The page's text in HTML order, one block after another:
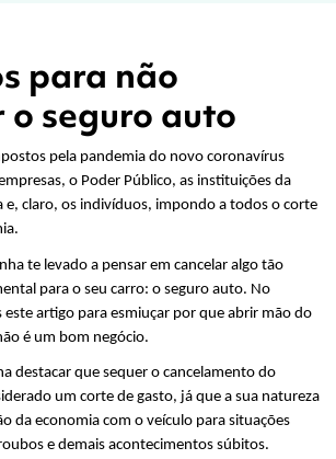
para não
seguro auto
pela pandemia do novo coronavírus
o Poder Público, as instituições da
e, claro, os indivíduos, impondo a todos o corte
te levado a pensar em cancelar algo tão
para o seu carro: o seguro auto. No
artigo para esmiuçar por que abrir mão do
é um bom negócio.
destacar que sequer o cancelamento do
um corte de gasto, já que a sua natureza
da economia com o veículo para situações
e demais acontecimentos súbitos.